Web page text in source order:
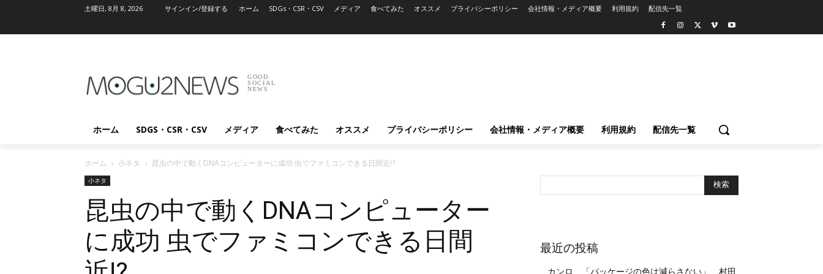
土曜日, 8月 8, 2026 サインイン/登録する ホーム SDGs・CSR・CSV メディア 食べてみた オススメ プライバシーポリシー 会社情報・メディア概要 利用規約 配信先一覧
GOOD
SOCIAL
NEWS
ホーム SDGS・CSR・CSV メディア 食べてみた オススメ プライバシーポリシー 会社情報・メディア概要 利用規約 配信先一覧
ホーム 小ネタ 昆虫の中で動くDNAコンピューターに成功 虫でファミコンできる日間近!?
小ネタ
昆虫の中で動くDNAコンピューター
に成功 虫でファミコンできる日間
最近の投稿
カンロ、「パッケージの色は減らさない」 村田